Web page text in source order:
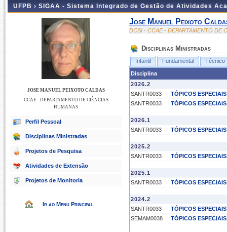
UFPB › SIGAA - Sistema Integrado de Gestão de Atividades
JOSE MANUEL PEIXOTO CALDAS
CCAE - DEPARTAMENTO DE CIÊNCIAS
HUMANAS
Perfil Pessoal
Disciplinas Ministradas
Projetos de Pesquisa
Atividades de Extensão
Projetos de Monitoria
Ir ao Menu Principal
Jose Manuel Peixoto
DCSI - CCAE - DEPARTAMENTO DE
Disciplinas Ministradas
Infantil Fundamental Técnico
Disciplina
2026.2
SANTR0033
TÓPICOS
SANTR0033
TÓPICOS
2026.1
SANTR0033
TÓPICOS
2025.2
SANTR0033
TÓPICOS
2025.1
SANTR0033
TÓPICOS
2024.2
SANTR0033
TÓPICOS
SEMAM0038
TÓPICOS ESPECIAIS